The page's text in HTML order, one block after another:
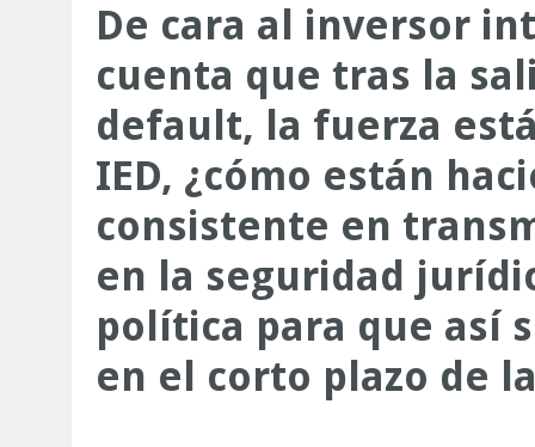
De cara al inversor
cuenta que tras la
default, la fuerza
IED, ¿cómo están
consistente en
en la seguridad
política para que así
en el corto plazo de